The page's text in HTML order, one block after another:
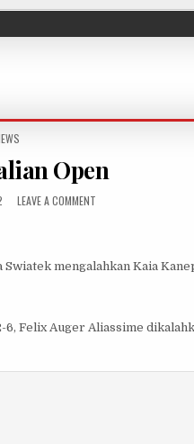
Open
LEAVE A COMMENTON TENIS AUSTRALIAN
Swiatek mengalahkan Kaia
6, Felix Auger Aliassime